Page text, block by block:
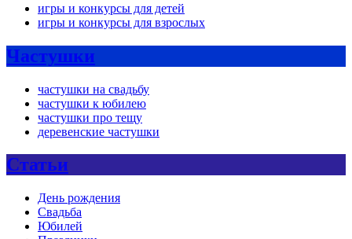
игры и конкурсы для детей
игры и конкурсы для взрослых
Частушки
частушки на свадьбу
частушки к юбилею
частушки про тещу
деревенские частушки
Статьи
День рождения
Свадьба
Юбилей